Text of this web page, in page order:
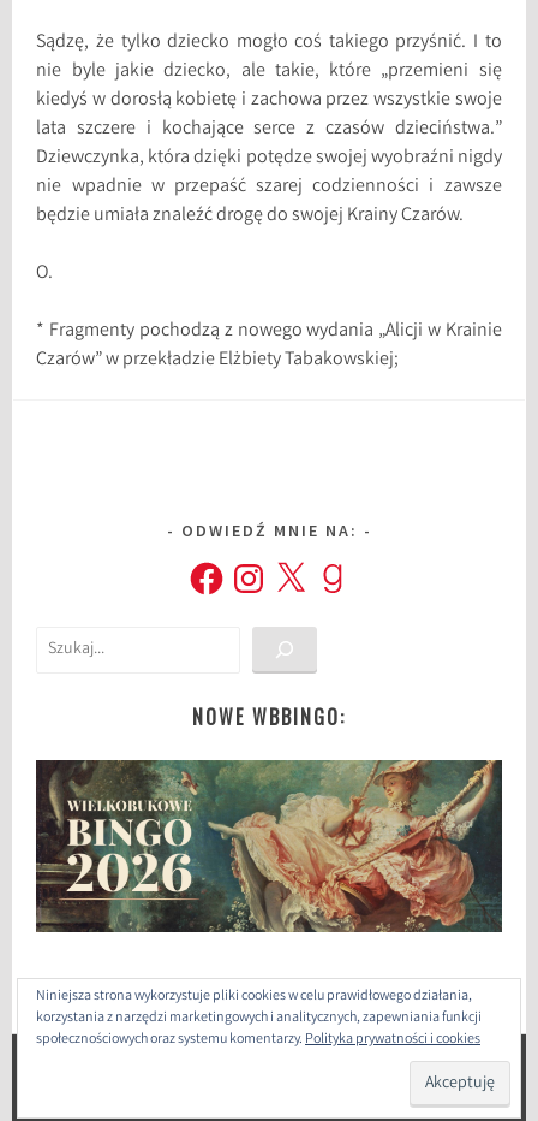
Sądzę, że tylko dziecko mogło coś takiego przyśnić. I to
nie byle jakie dziecko, ale takie, które „przemieni się
kiedyś w dorosłą kobietę i zachowa przez wszystkie swoje
lata szczere i kochające serce z czasów dzieciństwa.”
Dziewczynka, która dzięki potędze swojej wyobraźni nigdy
nie wpadnie w przepaść szarej codzienności i zawsze
będzie umiała znaleźć drogę do swojej Krainy Czarów.
O.
* Fragmenty pochodzą z nowego wydania „Alicji w Krainie
Czarów” w przekładzie Elżbiety Tabakowskiej;
ODWIEDŹ MNIE NA:
FacebookInstagram
X Goodreads
Szukaj
NOWE WBBINGO:
THEME: SELA
Niniejsza strona wykorzystuje pliki cookies w celu prawidłowego działania,
korzystania z narzędzi marketingowych i analitycznych, zapewniania funkcji
społecznościowych oraz systemu komentarzy.Polityka prywatności i cookies